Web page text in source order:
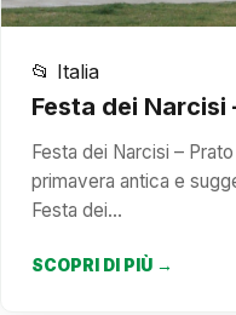
📂 Italia
Festa dei Narcisi
Festa dei Narcisi –
primavera antica e
Festa dei…
SCOPRI DI PIÙ →